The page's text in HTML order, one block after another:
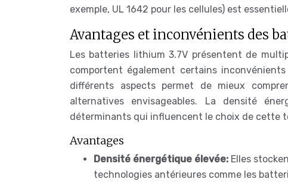
exemple, UL 1642 pour les cellules) est
Avantages et inconvénients des
Les batteries lithium 3.7V présentent de
comportent également certains
différents aspects permet de mieux
alternatives envisageables. La densité
déterminants qui influencent le choix de cette
Avantages
Densité énergétique élevée: Elles
technologies antérieures comme les